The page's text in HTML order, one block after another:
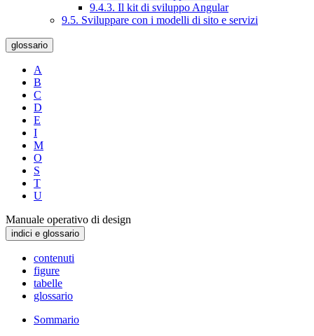
9.4.3. Il kit di sviluppo Angular
9.5. Sviluppare con i modelli di sito e servizi
glossario
A
B
C
D
E
I
M
O
S
T
U
Manuale operativo di design
indici e glossario
contenuti
figure
tabelle
glossario
Sommario